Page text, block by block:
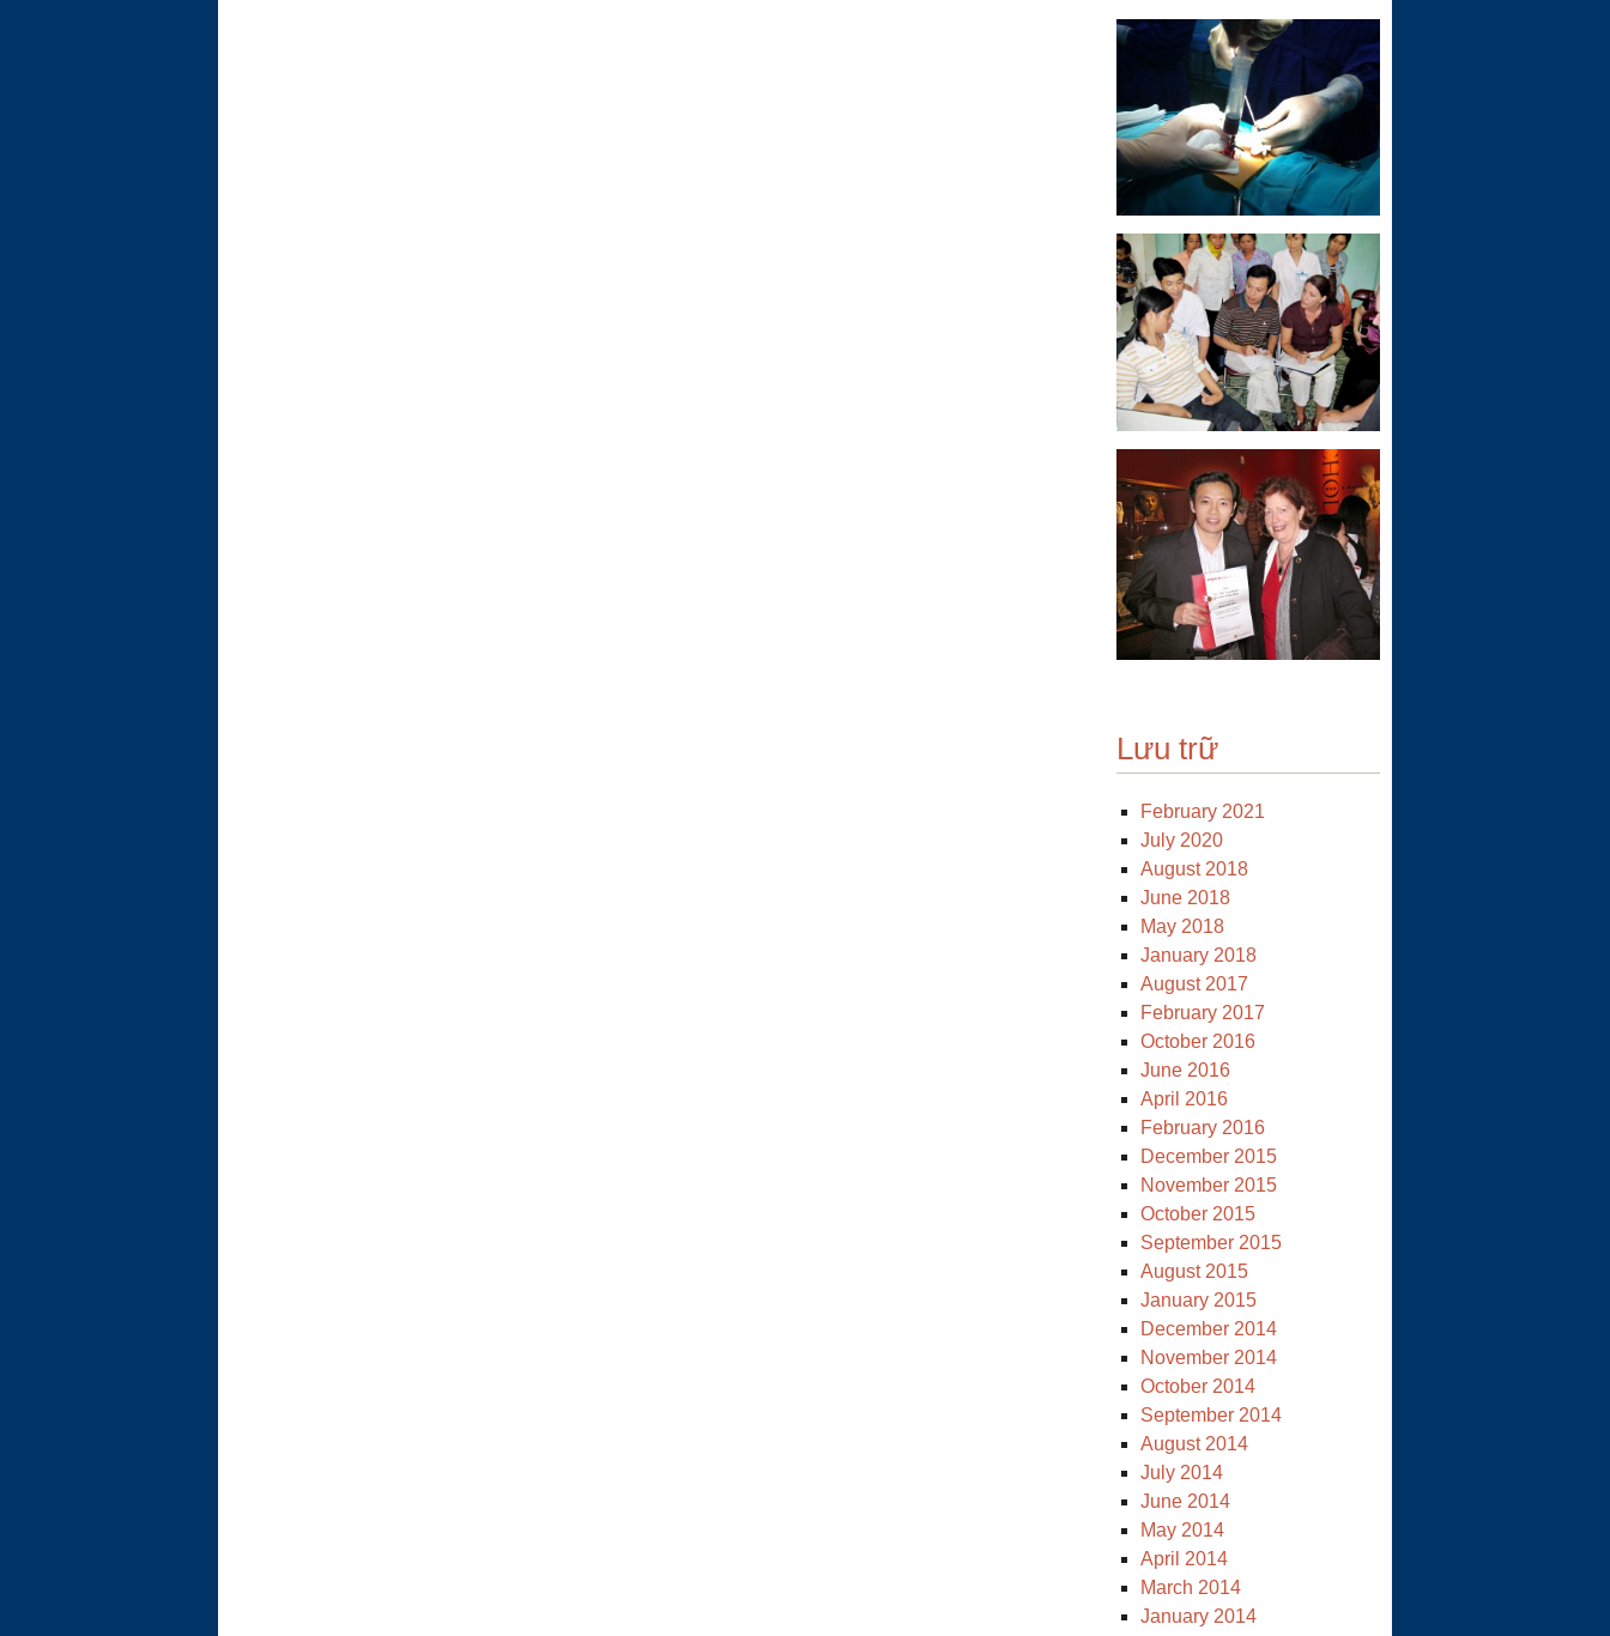
Lưu trữ
February 2021
July 2020
August 2018
June 2018
May 2018
January 2018
August 2017
February 2017
October 2016
June 2016
April 2016
February 2016
December 2015
November 2015
October 2015
September 2015
August 2015
January 2015
December 2014
November 2014
October 2014
September 2014
August 2014
July 2014
June 2014
May 2014
April 2014
March 2014
January 2014